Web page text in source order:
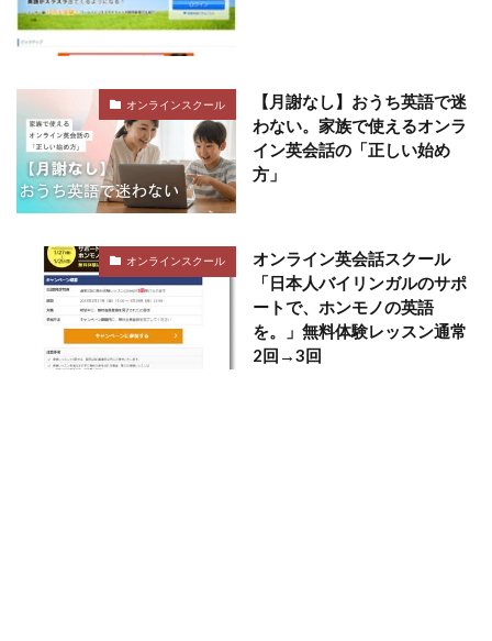
オンラインスクール
【月謝なし】おうち英語で迷
わない。家族で使えるオンラ
イン英会話の「正しい始め
方」
オンラインスクール
オンライン英会話スクール
「日本人バイリンガルのサポ
ートで、ホンモノの英語
を。」無料体験レッスン通常
2回→3回